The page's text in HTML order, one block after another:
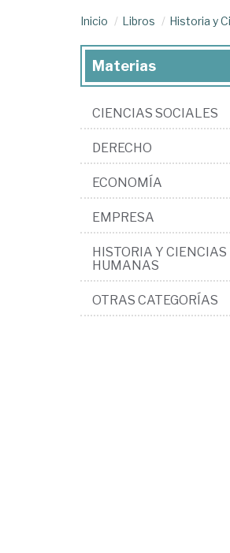
Inicio Libros Historia y
Materias
CIENCIAS SOCIALES
DERECHO
ECONOMÍA
EMPRESA
HISTORIA Y CIENCIAS
HUMANAS
OTRAS CATEGORÍAS